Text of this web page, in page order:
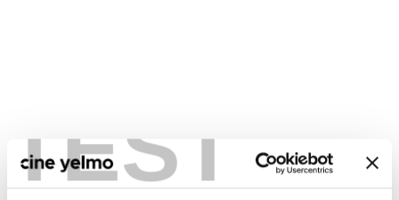
TEST